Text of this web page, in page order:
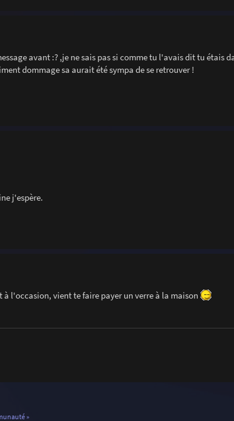
avant :? ,je ne sais pas si comme tu l'avais dit tu étais
dommage sa aurait été sympa de se retrouver !
j'espère.
l'occasion, vient te faire payer un verre à la maison
»